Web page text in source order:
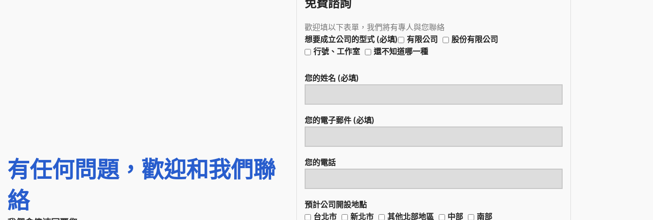
有任何問題，歡迎和我們聯
絡
免費諮詢
歡迎填以下表單，我們將有專人與您聯絡
想要成立公司的型式 (必填)
有限公司
股份有限公司
行號、工作室
還不知道哪一種
您的姓名 (必填)
您的電子郵件 (必填)
您的電話
預計公司開設地點
台北市
新北市 其他北部地區 中部 南部